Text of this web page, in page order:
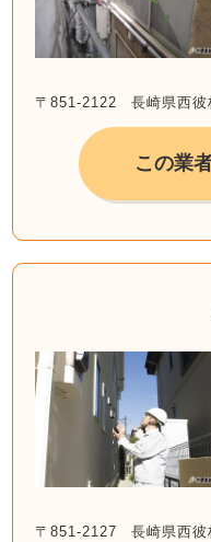
〒851-2122 長崎県西彼
この業
〒851-2127 長崎県西彼